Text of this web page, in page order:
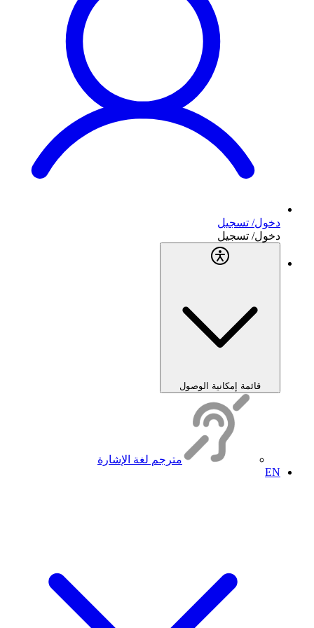
دخول/ تسجيل
دخول/ تسجيل
قائمة إمكانية الوصول
مترجم لغة الإشارة
EN